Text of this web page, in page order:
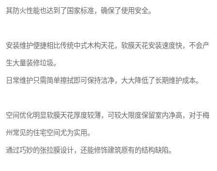
其防火性能也达到了国家标准，确保了使用安全。
安装维护便捷相比传统中式木构天花，软膜天花安装速度快，不会产
生大量装修垃圾。
日常维护只需简单擦拭即可保持洁净，大大降低了长期维护成本。
空间优化明显软膜天花厚度较薄，可较大限度保留室内净高，对于梅
州常见的住宅空间尤为实用。
通过巧妙的张拉膜设计，还能修饰建筑原有的结构缺陷。